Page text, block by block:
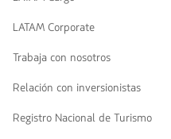
LATAM Corporate
Trabaja con nosotros
Relación con inversionistas
Registro Nacional de Turismo